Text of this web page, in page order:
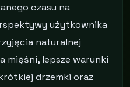
czasu na
użytkownika
naturalnej
mięśni, lepsze warunki
drzemki oraz